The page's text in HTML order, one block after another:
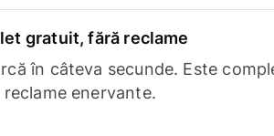
gratuit, fără reclame
în câteva secunde. Este
reclame enervante.